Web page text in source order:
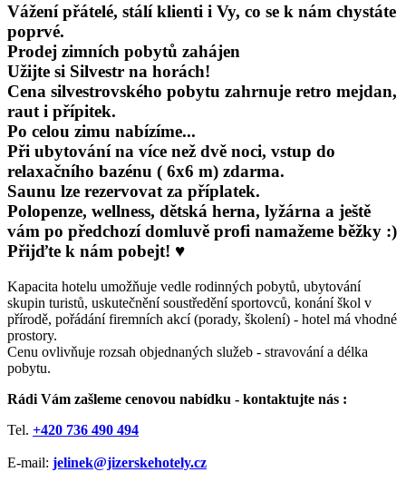
Vážení přátelé, stálí klienti i Vy, co se k nám chystáte
poprvé.
Prodej zimních pobytů zahájen
Užijte si Silvestr na horách!
Cena silvestrovského pobytu zahrnuje retro mejdan,
raut i přípitek.
Po celou zimu nabízíme...
Při ubytování na více než dvě noci, vstup do
relaxačního bazénu ( 6x6 m) zdarma.
Saunu lze rezervovat za příplatek.
Polopenze, wellness, dětská herna, lyžárna a ještě
vám po předchozí domluvě profi namažeme běžky :)
Přijďte k nám pobejt! ♥
Kapacita hotelu umožňuje vedle rodinných pobytů, ubytování
skupin turistů, uskutečnění soustředění sportovců, konání škol v
přírodě, pořádání firemních akcí (porady, školení) - hotel má vhodné
prostory.
Cenu ovlivňuje rozsah objednaných služeb - stravování a délka
pobytu.
Rádi Vám zašleme cenovou nabídku - kontaktujte nás :
Tel. +420 736 490 494
E-mail: jelinek@jizerskehotely.cz